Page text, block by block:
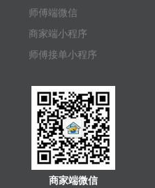
师傅端微信
商家端小程序
师傅接单小程序
商家端微信